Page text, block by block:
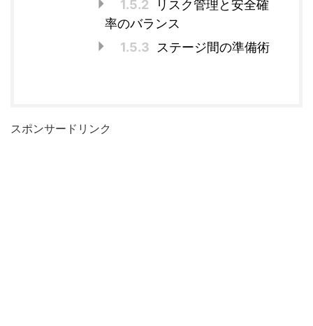
1.5.2
リスク管理と安全確
率のバランス
1.5.3
ステージ間の準備術
スポンサードリンク